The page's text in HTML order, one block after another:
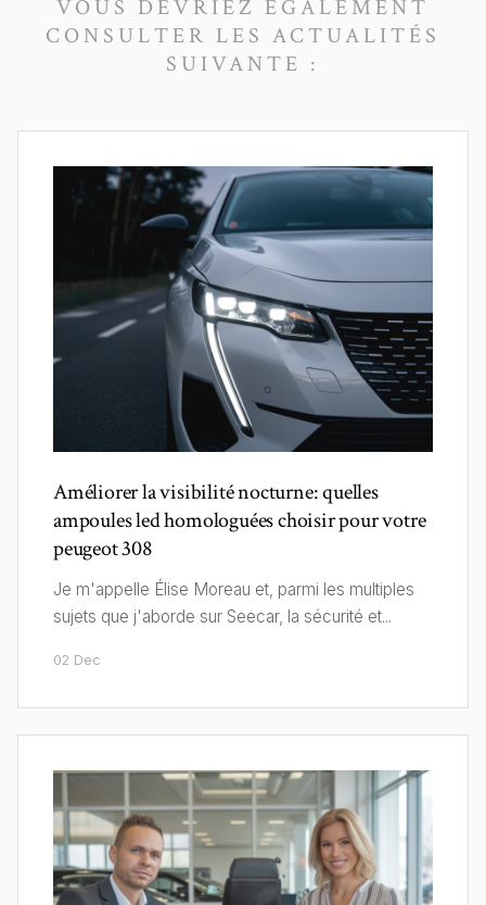
VOUS DEVRIEZ ÉGALEMENT
CONSULTER LES ACTUALITÉS
SUIVANTE :
Améliorer la visibilité nocturne: quelles
ampoules led homologuées choisir pour votre
peugeot 308
Je m'appelle Élise Moreau et, parmi les multiples
sujets que j'aborde sur Seecar, la sécurité et...
02 Dec